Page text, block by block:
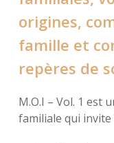
origines,
famille et
repères de
M.O.I – Vol. 1 est
familiale qui invite